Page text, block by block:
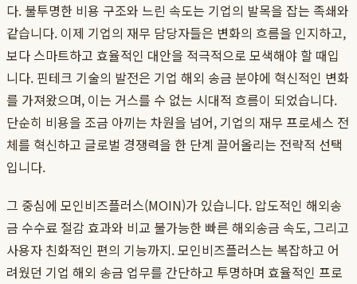
다. 불투명한 비용 구조와 느린 속도는 기업의 발목을 잡는 족쇄와
같습니다. 이제 기업의 재무 담당자들은 변화의 흐름을 인지하고,
보다 스마트하고 효율적인 대안을 적극적으로 모색해야 할 때입
니다. 핀테크 기술의 발전은 기업 해외 송금 분야에 혁신적인 변화
를 가져왔으며, 이는 거스를 수 없는 시대적 흐름이 되었습니다.
단순히 비용을 조금 아끼는 차원을 넘어, 기업의 재무 프로세스 전
체를 혁신하고 글로벌 경쟁력을 한 단계 끌어올리는 전략적 선택
입니다.
그 중심에 모인비즈플러스(MOIN)가 있습니다. 압도적인 해외송
금 수수료 절감 효과와 비교 불가능한 빠른 해외송금 속도, 그리고
사용자 친화적인 편의 기능까지. 모인비즈플러스는 복잡하고 어
려웠던 기업 해외 송금 업무를 간단하고 투명하며 효율적인 프로